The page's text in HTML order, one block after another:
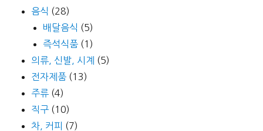
음식 (28)
배달음식 (5)
즉석식품 (1)
의류, 신발, 시계 (5)
전자제품 (13)
주류 (4)
직구 (10)
차, 커피 (7)